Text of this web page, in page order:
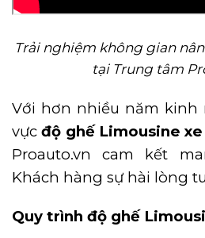
Trải nghiệm không gian
tại Trung tâm
Với hơn nhiều năm
vựcđộ ghế Limousine
Proauto.vn cam kết
Khách hàng sự hài lòng
Quy trình độ ghế